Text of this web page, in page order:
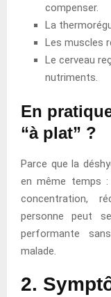
compenser.
La
Les muscles
Le cerveau
nutriments.
En
“à plat” ?
Parce que la
en même temps :
concentration,
personne peut
performante
malade.
2.